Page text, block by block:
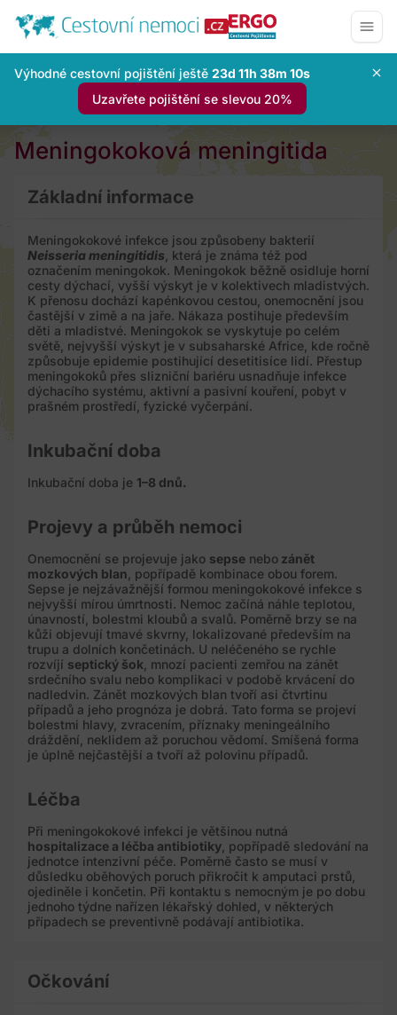
Výhodné cestovní pojištění ještě 23d 11h 38m 9s
Uzavřete pojištění se slevou 20%
Meningokoková meningitida
Základní informace
Meningokokové infekce jsou způsobeny bakterií
Neisseria meningitidis , která je známa též pod
označením meningokok. Meningokok běžně osidluje horní
cesty dýchací, vyšší výskyt je v kolektivech mladistvých.
K přenosu dochází kapénkovou cestou, onemocnění jsou
častější v zimě a na jaře. Nákaza postihuje především
děti a mladistvé. Meningokok se vyskytuje po celém
světě, nejvyšší výskyt je v subsaharské Africe, kde ročně
způsobuje epidemie postihující desetitisíce lidí. Přestup
meningokoků přes slizniční bariéru usnadňuje infekce
dýchacího systému, aktivní a pasivní kouření, pobyt v
prašném prostředí, fyzické vyčerpání.
Inkubační doba
Inkubační doba je 1–8 dnů.
Projevy a průběh nemoci
Onemocnění se projevuje jako sepse nebo zánět
mozkových blan , popřípadě kombinace obou forem.
Sepse je nejzávažnější formou meningokokové infekce s
nejvyšší mírou úmrtnosti. Nemoc začíná náhle teplotou,
únavností, bolestmi kloubů a svalů. Poměrně brzy se na
kůži objevují tmavé skvrny, lokalizované především na
trupu a dolních končetinách. U neléčeného se rychle
rozvíjí septický šok , mnozí pacienti zemřou na zánět
srdečního svalu nebo komplikaci v podobě krvácení do
nadledvin. Zánět mozkových blan tvoří asi čtvrtinu
případů a jeho prognóza je dobrá. Tato forma se projeví
bolestmi hlavy, zvracením, příznaky meningeálního
dráždění, neklidem až poruchou vědomí. Smíšená forma
je úplně nejčastější a tvoří až polovinu případů.
Léčba
Při meningokokové infekci je většinou nutná
hospitalizace a léčba antibiotiky , popřípadě sledování na
jednotce intenzivní péče. Poměrně často se musí v
důsledku oběhových poruch přikročit k amputaci prstů,
ojediněle i končetin. Při kontaktu s nemocným je po dobu
jednoho týdne nařízen lékařský dohled, v některých
případech se preventivně podávají antibiotika.
Očkování